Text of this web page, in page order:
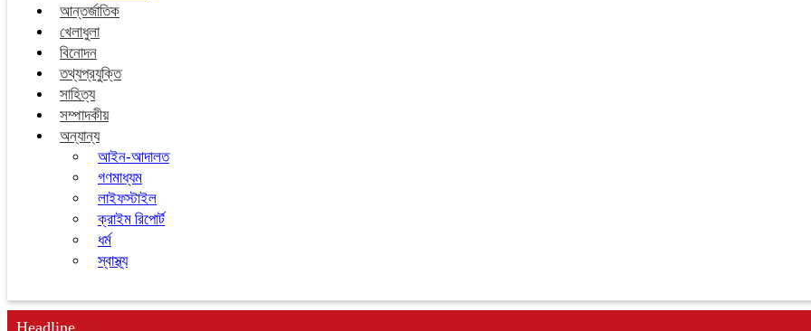
আন্তর্জাতিক
খেলাধুলা
বিনোদন
তথ্যপ্রযুক্তি
সাহিত্য
সম্পাদকীয়
অন্যান্য
আইন-আদালত
গণমাধ্যম
লাইফস্টাইল
ক্রাইম রিপোর্ট
ধর্ম
স্বাস্থ্য
Headline